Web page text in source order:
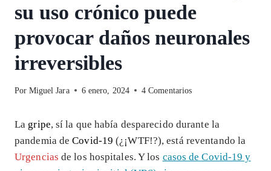
su uso crónico puede
provocar daños neuronales
irreversibles
Por Miguel Jara 6 enero, 2024 4 Comentarios
La gripe, sí la que había desparecido durante la
pandemia deCovid-19 (¿¡WTF!?), está reventando la
Urgencias de los hospitales. Y los casos de Covid-19 y